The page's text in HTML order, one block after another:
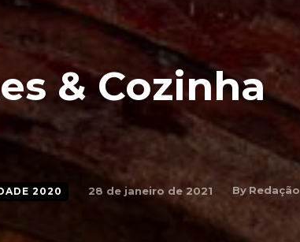
& Cozinha
2020 28 de janeiro de 2021 By Redação